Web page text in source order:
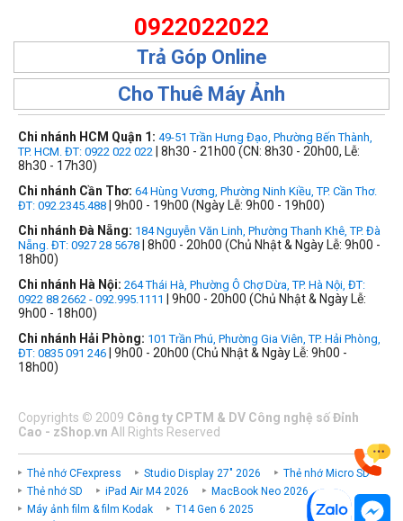
0922022022
Trả Góp Online
Cho Thuê Máy Ảnh
Chi nhánh HCM Quận 1: 49-51 Trần Hưng Đạo, Phường Bến Thành,
TP. HCM. ĐT: 0922 022 022 | 8h30 - 21h00 (CN: 8h30 - 20h00, Lễ:
8h30 - 17h30)
Chi nhánh Cần Thơ: 64 Hùng Vương, Phường Ninh Kiều, TP. Cần Thơ.
ĐT: 092.2345.488 | 9h00 - 19h00 (Ngày Lễ: 9h00 - 19h00)
Chi nhánh Đà Nẵng: 184 Nguyễn Văn Linh, Phường Thanh Khê, TP. Đà
Nẵng. ĐT: 0927 28 5678 | 8h00 - 20h00 (Chủ Nhật & Ngày Lễ: 9h00 -
18h00)
Chi nhánh Hà Nội: 264 Thái Hà, Phường Ô Chợ Dừa, TP. Hà Nội, ĐT:
0922 88 2662 - 092.995.1111
| 9h00 - 20h00 (Chủ Nhật & Ngày Lễ:
9h00 - 18h00)
Chi nhánh Hải Phòng: 101 Trần Phú, Phường Gia Viên, TP. Hải Phòng,
ĐT: 0835 091 246 | 9h00 - 20h00 (Chủ Nhật & Ngày Lễ: 9h00 -
18h00)
Copyrights © 2009 Công ty CPTM & DV Công nghệ số Đỉnh
Cao - zShop.vn All Rights Reserved
Thẻ nhớ CFexpress Studio Display 27" 2026
Thẻ nhớ Micro SD
Thẻ nhớ SD
iPad Air M4 2026
MacBook Neo 2026
Máy ảnh film & film Kodak
T14 Gen 6 2025